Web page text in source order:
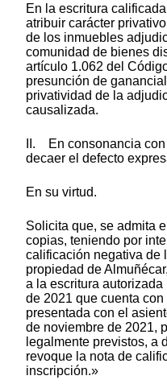
En la escritura
atribuir carácter
de los inmuebles
comunidad de bienes
artículo 1.062 del
presunción de
privatividad de la
causalizada.
II. En consonancia
decaer el defecto
En su virtud.
Solicita que, se admita
copias, teniendo por
calificación negativa de
propiedad de
a la escritura
de 2021 que cuenta
presentada con el
de noviembre de 2021,
legalmente previstos, a
revoque la nota de
inscripción.»